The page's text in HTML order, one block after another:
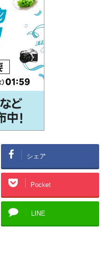
シェア
Pocket
LINE